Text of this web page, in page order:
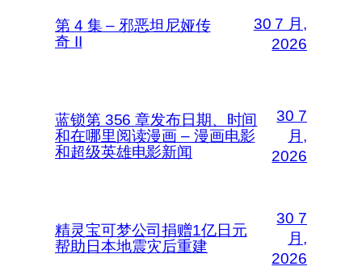
第 4 集 – 邪恶坦尼娅传
奇 II
30 7 月,
2026
蓝锁第 356 章发布日期、时间
和在哪里阅读漫画 – 漫画电影
和超级英雄电影新闻
30 7
月,
2026
精灵宝可梦公司捐赠1亿日元
帮助日本地震灾后重建
30 7
月,
2026